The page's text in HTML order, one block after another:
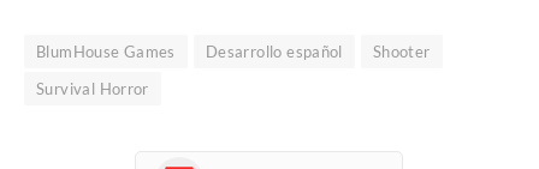
BlumHouse Games Desarrollo español
Shooter
Survival Horror